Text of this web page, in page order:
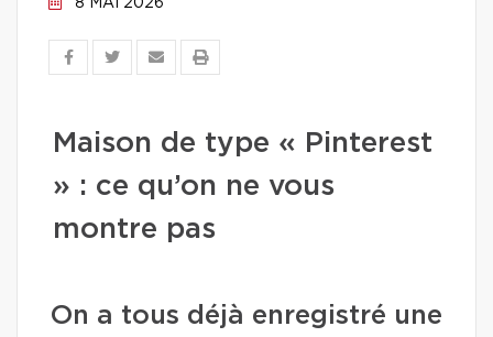
8 MAI 2026
Maison de type « Pinterest
» : ce qu’on ne vous
montre pas
On a tous déjà enregistré une